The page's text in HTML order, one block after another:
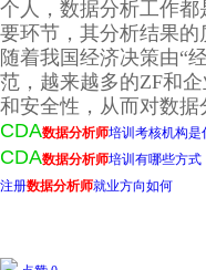
个人，数据分析工作
要环节，其分析结果的
随着我国经济决策由“
范，越来越多的ZF和
和安全性，从而对数据
CDA数据分析师培训考核机构是
CDA数据分析师培训有哪些方式
注册数据分析师就业方向如何